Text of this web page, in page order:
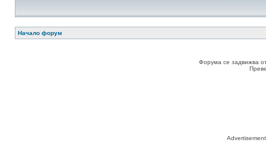
Начало форум
Форума се задвижва